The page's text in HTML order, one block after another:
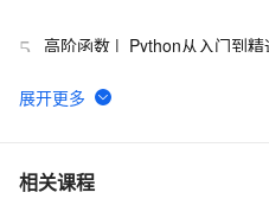
5 高阶函数 |  Python从入门到
6 【笔记】Python简明教程
7 用 Python 实现你的量化交易策
相关课程